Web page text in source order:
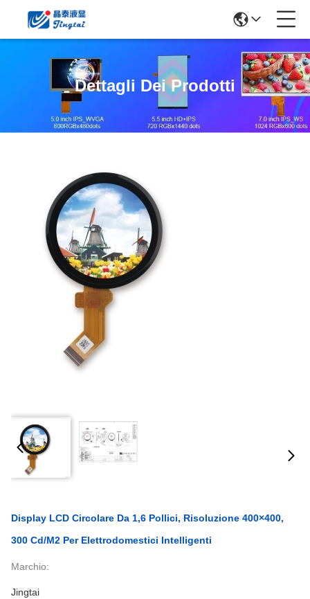
Dettagli Dei Prodotti
Display LCD Circolare Da 1,6 Pollici, Risoluzione 400×400,
300 Cd/m2 Per Elettrodomestici Intelligenti
Marchio:
Jingtai